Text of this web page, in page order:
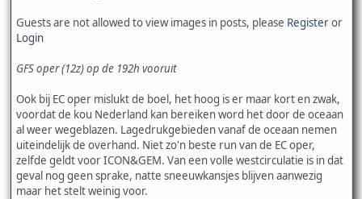
Guests are not allowed to view images in posts, please Registeror
Login
GFS oper (12z) op de 192h vooruit
Ook bij EC oper mislukt de boel, het hoog is er maar kort en zwak,
voordat de kou Nederland kan bereiken word het door de oceaan
al weer wegeblazen. Lagedrukgebieden vanaf de oceaan nemen
uiteindelijk de overhand. Niet zo'n beste run van de EC oper,
zelfde geldt voor ICON&GEM. Van een volle westcirculatie is in dat
geval nog geen sprake, natte sneeuwkansjes blijven aanwezig
maar het stelt weinig voor.